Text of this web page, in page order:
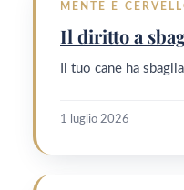
MENTE E
Il diritto a
Il tuo cane ha
1 luglio 2026